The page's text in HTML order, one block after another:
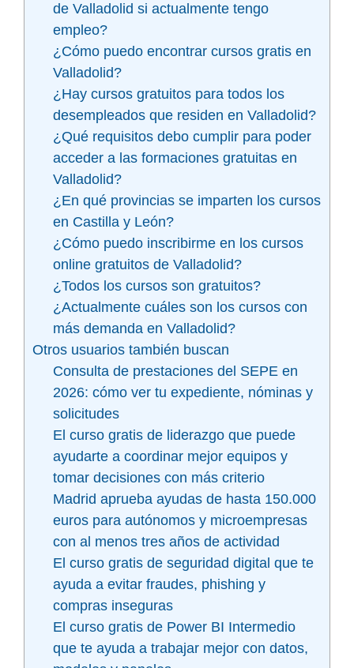
de Valladolid si actualmente tengo
empleo?
¿Cómo puedo encontrar cursos gratis en
Valladolid?
¿Hay cursos gratuitos para todos los
desempleados que residen en Valladolid?
¿Qué requisitos debo cumplir para poder
acceder a las formaciones gratuitas en
Valladolid?
¿En qué provincias se imparten los cursos
en Castilla y León?
¿Cómo puedo inscribirme en los cursos
online gratuitos de Valladolid?
¿Todos los cursos son gratuitos?
¿Actualmente cuáles son los cursos con
más demanda en Valladolid?
Otros usuarios también buscan
Consulta de prestaciones del SEPE en
2026: cómo ver tu expediente, nóminas y
solicitudes
El curso gratis de liderazgo que puede
ayudarte a coordinar mejor equipos y
tomar decisiones con más criterio
Madrid aprueba ayudas de hasta 150.000
euros para autónomos y microempresas
con al menos tres años de actividad
El curso gratis de seguridad digital que te
ayuda a evitar fraudes, phishing y
compras inseguras
El curso gratis de Power BI Intermedio
que te ayuda a trabajar mejor con datos,